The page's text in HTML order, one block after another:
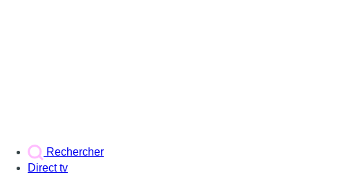
Rechercher
Direct tv